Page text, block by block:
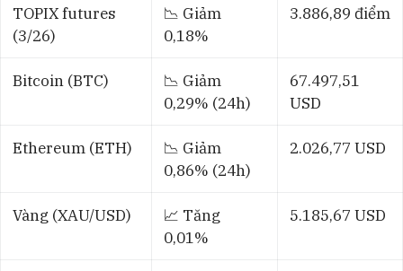
TOPIX futures
(3/26)
📉 Giảm
0,18%
3.886,89 điểm
Bitcoin (BTC)
📉 Giảm
0,29% (24h)
67.497,51
USD
Ethereum (ETH)
📉 Giảm
0,86% (24h)
2.026,77 USD
Vàng (XAU/USD)
📈 Tăng
0,01%
5.185,67 USD